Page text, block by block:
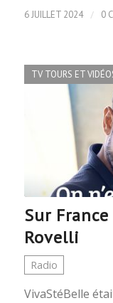
6 JUILLET 2024 / 0
Sur
Rovelli
TV TOURS ET
Radio
VivaStéBelle